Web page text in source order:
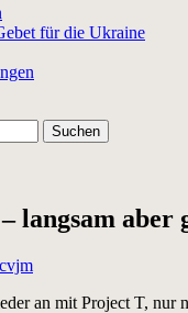
für die Ukraine
langsam
an mit Project T, nur